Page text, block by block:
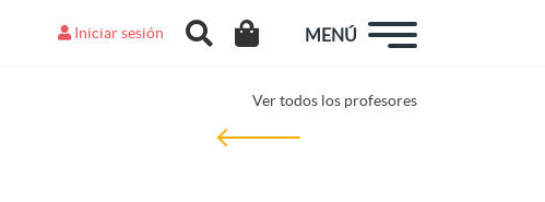
Iniciar sesión MENÚ
Ver todos los profesores